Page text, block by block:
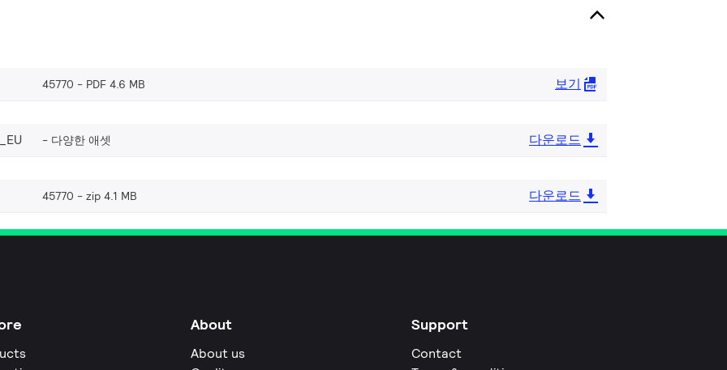
45770 PDF 4.6 MB 보기
다양한 애셋 다운로드
45770 zip 4.1 MB 다운로드
About
About us
Support
Contact